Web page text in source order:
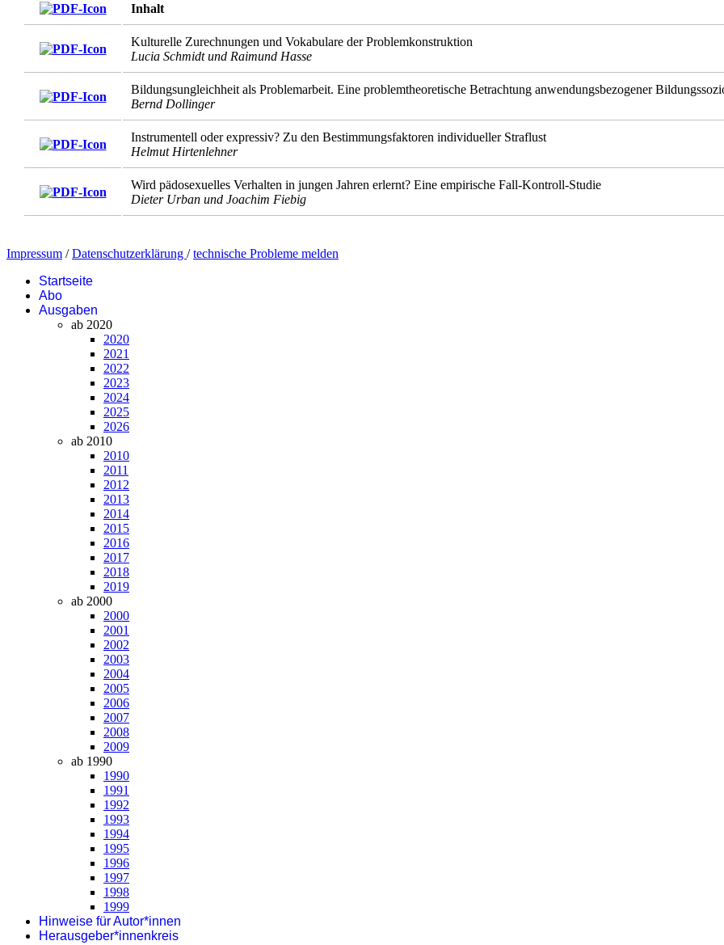
Inhalt
Kulturelle Zurechnungen und Vokabulare der Problemkonstruktion
Lucia Schmidt und Raimund Hasse
Bildungsungleichheit als Problemarbeit. Eine problemtheoretische Betrachtung anwendungsbezogener
Bernd Dollinger
Instrumentell oder expressiv? Zu den Bestimmungsfaktoren individueller Straflust
Helmut Hirtenlehner
Wird pädosexuelles Verhalten in jungen Jahren erlernt? Eine empirische Fall-Kontroll-Studie
Dieter Urban und Joachim Fiebig
Impressum /Datenschutzerklärung /technische Probleme melden
Startseite
Abo
Ausgaben
ab 2020
2020
2021
2022
2023
2024
2025
2026
ab 2010
2010
2011
2012
2013
2014
2015
2016
2017
2018
2019
ab 2000
2000
2001
2002
2003
2004
2005
2006
2007
2008
2009
ab 1990
1990
1991
1992
1993
1994
1995
1996
1997
1998
1999
Hinweise für Autor*innen
Herausgeber*innenkreis